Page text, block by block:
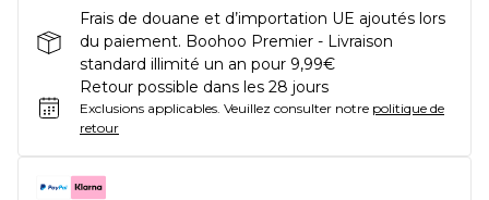
Frais de douane et d’importation UE ajoutés lors
du paiement. Boohoo Premier - Livraison
standard illimité un an pour 9,99€
Retour possible dans les 28 jours
Exclusions applicables. Veuillez consulter notre politique de
retour